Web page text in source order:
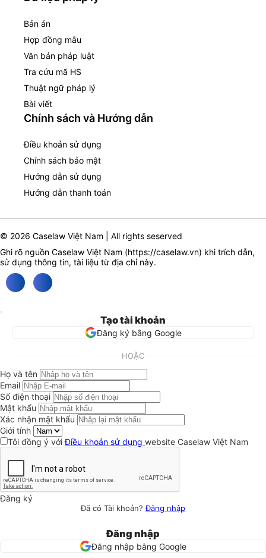
Bản án
Hợp đồng mẫu
Văn bản pháp luật
Tra cứu mã HS
Thuật ngữ pháp lý
Bài viết
Chính sách và Hướng dẫn
Điều khoản sử dụng
Chính sách bảo mật
Hướng dẫn sử dụng
Hướng dẫn thanh toán
© 2026 Caselaw Việt Nam | All rights seserved
Ghi rõ nguồn Caselaw Việt Nam (https://caselaw.vn) khi trích dẫn,
sử dụng thông tin, tài liệu từ địa chỉ này.
Tạo tài khoản
Đăng ký bằng Google
HOẶC
Họ và tên
Email
Số điện thoại
Mật khẩu
Xác nhận mật khẩu
Giới tính
Tôi đồng ý vớiĐiều khoản sử dụng website Caselaw Việt Nam
Đăng ký
Đã có Tài khoản?Đăng nhập
Đăng nhập
Đăng nhập bằng Google